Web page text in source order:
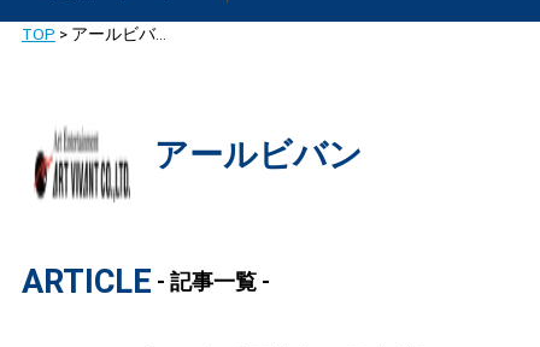
TOP > アールビバン
アールビバン
ARTICLE - 記事一覧 -